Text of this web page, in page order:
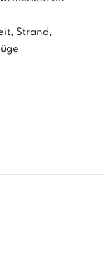
Strand,